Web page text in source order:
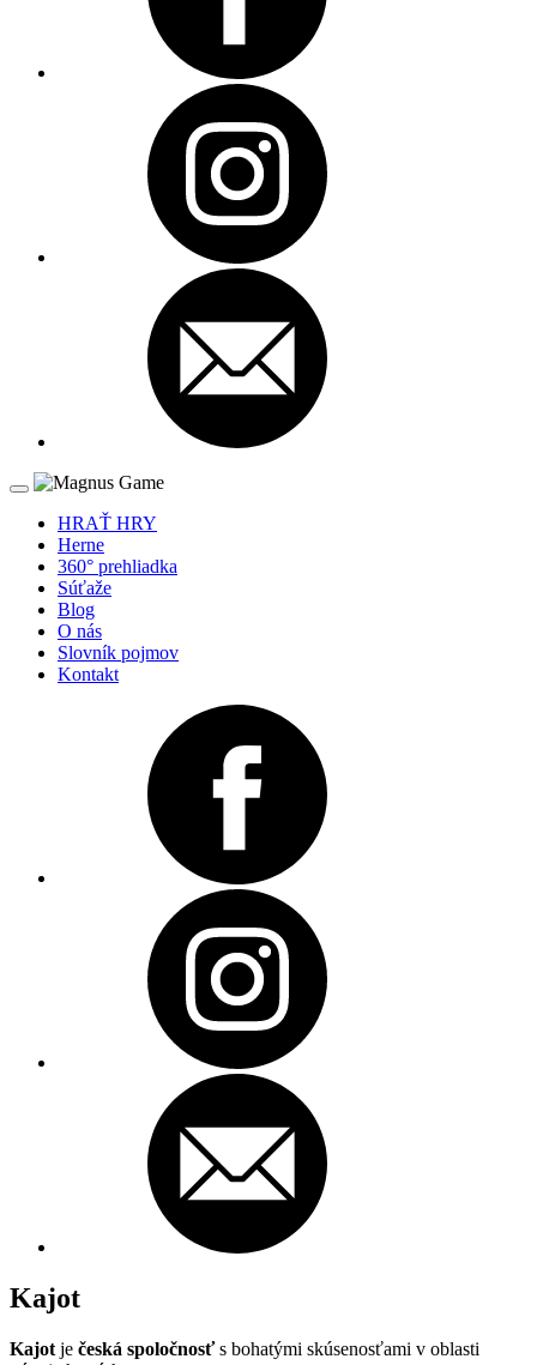
HRAŤ HRY
Herne
360° prehliadka
Súťaže
Blog
O nás
Slovník pojmov
Kontakt
Kajot
Kajot je česká spoločnosťs bohatými skúsenosťami v oblasti